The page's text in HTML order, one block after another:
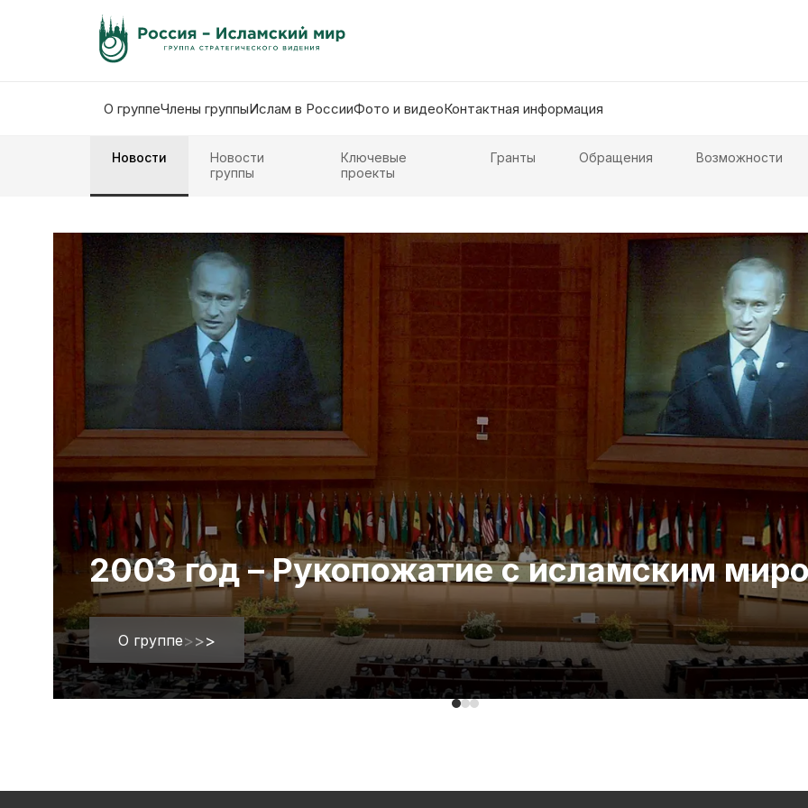
О группеЧлены группыИслам в РоссииФото и видеоКонтактная информация
Новости
Новости
группы
Ключевые
проекты
Гранты Обращения Возможности
2003 год – Рукопожатие с исламским
О группе>>>